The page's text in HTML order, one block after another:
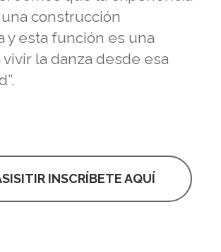
construcción
y esta función es una
la danza desde esa
INSCRÍBETE AQUÍ